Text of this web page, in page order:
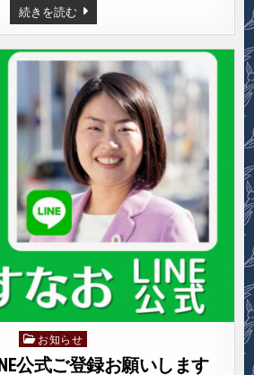
続きを読む埼
玉
県
議
選・
山
﨑
す
な
お
当
選
／
大
軍
拡
ノ
ー、
平
和
と
く
ら
し
守
る
政
治
へ
Posted
in
お知らせ
公式ご登録お願いします